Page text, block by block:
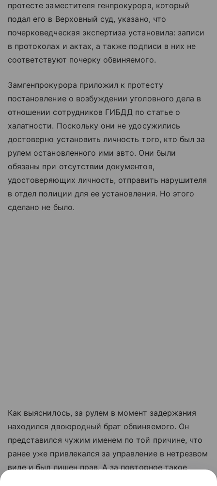
протесте заместителя генпрокурора, который
подал его в Верховный суд, указано, что
почерковедческая экспертиза установила: записи
в протоколах и актах, а также подписи в них не
соответствуют почерку обвиняемого.
Замгенпрокурора приложил к протесту
постановление о возбуждении уголовного дела в
отношении сотрудников ГИБДД по статье о
халатности. Поскольку они не удосужились
достоверно установить личность того, кто был за
рулем остановленного ими авто. Они были
обязаны при отсутствии документов,
удостоверяющих личность, отправить нарушителя
в отдел полиции для ее установления. Но этого
сделано не было.
Как выяснилось, за рулем в момент задержания
находился двоюродный брат обвиняемого. Он
представился чужим именем по той причине, что
ранее уже привлекался за управление в нетрезвом
виде и был лишен прав. А за повторное такое